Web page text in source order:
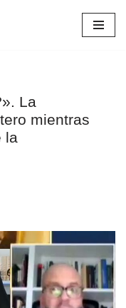
La
mientras
la